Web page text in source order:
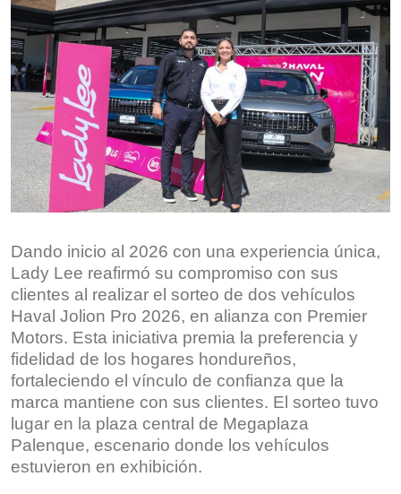
Dando inicio al 2026 con una experiencia única,
Lady Lee reafirmó su compromiso con sus
clientes al realizar el sorteo de dos vehículos
Haval Jolion Pro 2026, en alianza con Premier
Motors. Esta iniciativa premia la preferencia y
fidelidad de los hogares hondureños,
fortaleciendo el vínculo de confianza que la
marca mantiene con sus clientes. El sorteo tuvo
lugar en la plaza central de Megaplaza
Palenque, escenario donde los vehículos
estuvieron en exhibición.